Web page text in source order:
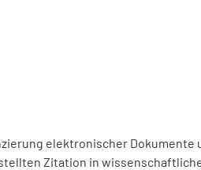
elektronischer Dokumente
Zitation in